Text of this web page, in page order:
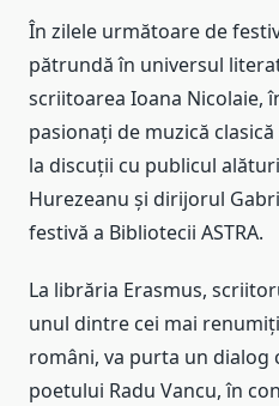
În zilele următoare de
pătrundă în universul
scriitoarea Ioana Nicolaie,
pasionați de muzică
la discuții cu publicul
Hurezeanu și dirijorul
festivă a Bibliotecii ASTRA.
La librăria Erasmus,
unul dintre cei mai
români, va purta un dialog
poetului Radu Vancu, în